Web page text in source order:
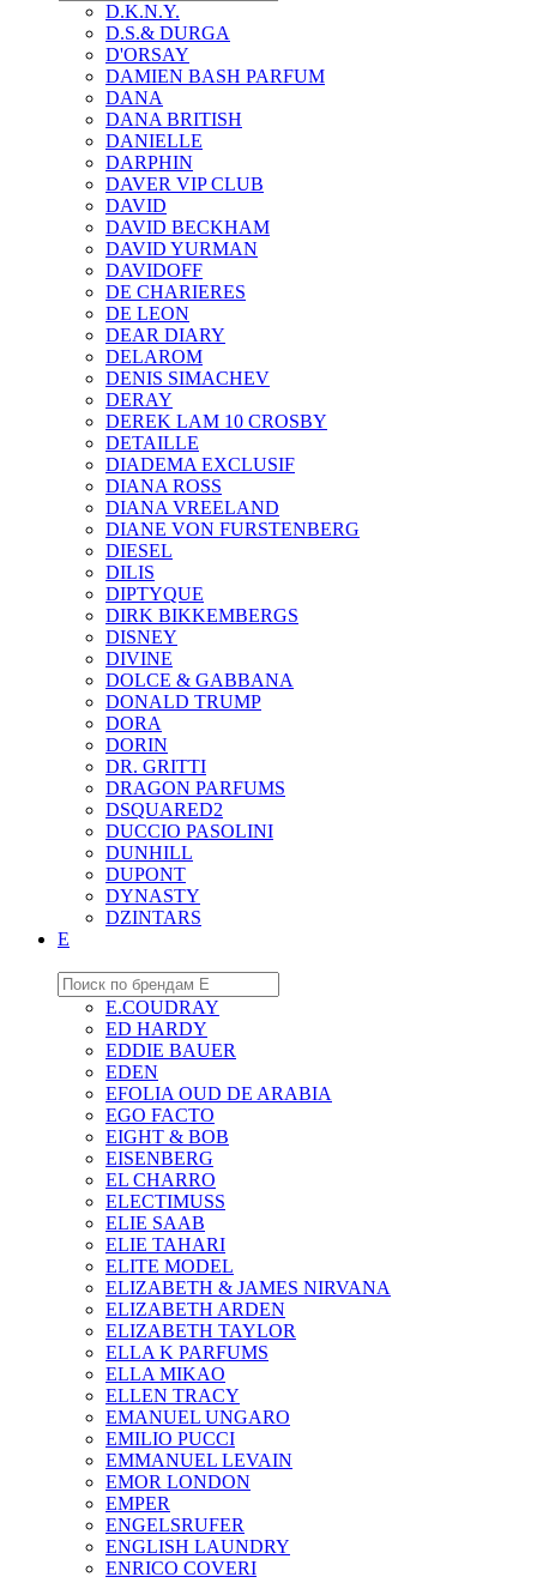
D.K.N.Y.
D.S.& DURGA
D'ORSAY
DAMIEN BASH PARFUM
DANA
DANA BRITISH
DANIELLE
DARPHIN
DAVER VIP CLUB
DAVID
DAVID BECKHAM
DAVID YURMAN
DAVIDOFF
DE CHARIERES
DE LEON
DEAR DIARY
DELAROM
DENIS SIMACHEV
DERAY
DEREK LAM 10 CROSBY
DETAILLE
DIADEMA EXCLUSIF
DIANA ROSS
DIANA VREELAND
DIANE VON FURSTENBERG
DIESEL
DILIS
DIPTYQUE
DIRK BIKKEMBERGS
DISNEY
DIVINE
DOLCE & GABBANA
DONALD TRUMP
DORA
DORIN
DR. GRITTI
DRAGON PARFUMS
DSQUARED2
DUCCIO PASOLINI
DUNHILL
DUPONT
DYNASTY
DZINTARS
E
E.COUDRAY
ED HARDY
EDDIE BAUER
EDEN
EFOLIA OUD DE ARABIA
EGO FACTO
EIGHT & BOB
EISENBERG
EL CHARRO
ELECTIMUSS
ELIE SAAB
ELIE TAHARI
ELITE MODEL
ELIZABETH & JAMES NIRVANA
ELIZABETH ARDEN
ELIZABETH TAYLOR
ELLA K PARFUMS
ELLA MIKAO
ELLEN TRACY
EMANUEL UNGARO
EMILIO PUCCI
EMMANUEL LEVAIN
EMOR LONDON
EMPER
ENGELSRUFER
ENGLISH LAUNDRY
ENRICO COVERI